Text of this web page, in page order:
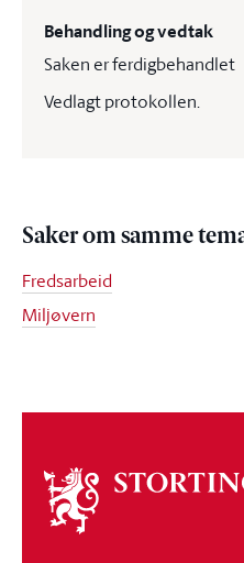
Behandling og vedtak
Saken er ferdigbehandlet
Vedlagt protokollen.
Saker om samme
Fredsarbeid
Miljøvern
Om
stortinget